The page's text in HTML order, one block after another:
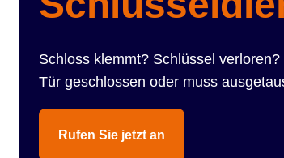
Schloss klemmt? Schlüssel
Tür geschlossen oder muss
Rufen Sie jetzt an